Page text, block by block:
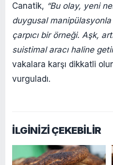
Canatik, “Bu olay, yeni
duygusal
çarpıcı bir örneği. Aşk,
suistimal aracı haline
vakalara karşı dikkatli
vurguladı.
İLGİNİZİ ÇEKEBİLİR